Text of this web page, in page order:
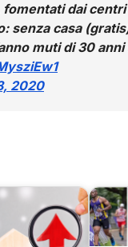
dai
senza casa
muti di 30
2020